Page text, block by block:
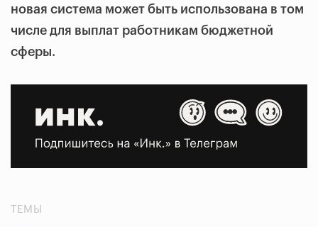
новая система может быть использована в том
числе для выплат работникам бюджетной
сферы.
ТЕМЫ